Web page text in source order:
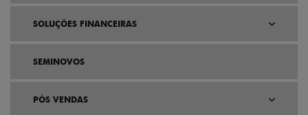
SOLUÇÕES FINANCEIRAS
SEMINOVOS
PÓS VENDAS